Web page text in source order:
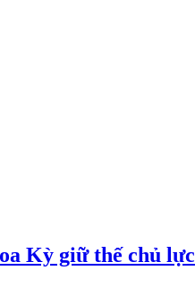
Kỳ giữ thế chủ lực